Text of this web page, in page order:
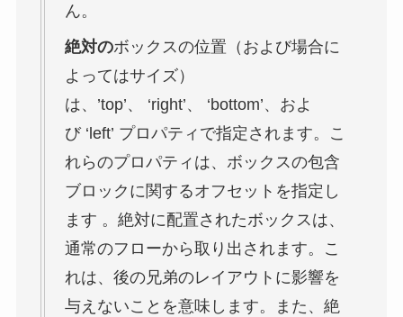
ん。
絶対のボックスの位置（および場合に
よってはサイズ）
は、’top’、 ‘right’、 ‘bottom’、およ
び ‘left’ プロパティで指定されます。こ
れらのプロパティは、ボックスの包含
ブロックに関するオフセットを指定し
ます 。絶対に配置されたボックスは、
通常のフローから取り出されます。こ
れは、後の兄弟のレイアウトに影響を
与えないことを意味します。また、絶